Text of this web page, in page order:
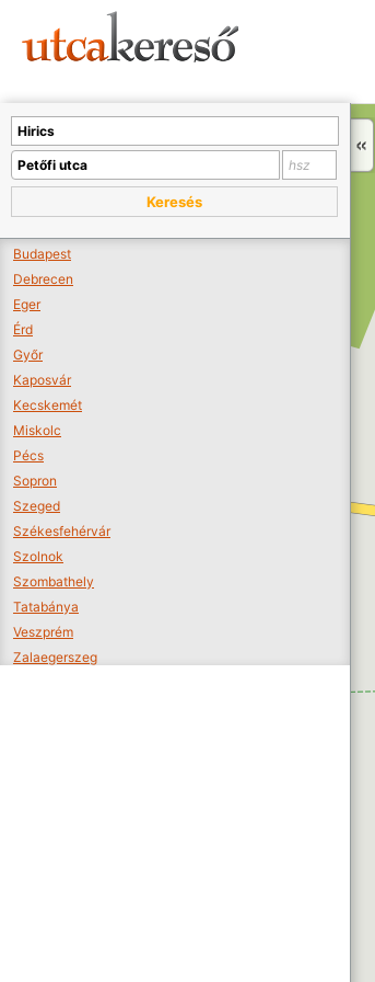
Keresés
Budapest
Debrecen
Eger
Érd
Győr
Kaposvár
Kecskemét
Miskolc
Pécs
Sopron
Szeged
Székesfehérvár
Szolnok
Szombathely
Tatabánya
Veszprém
Zalaegerszeg
A térképet kicsinyíteni kell, hogy látszódjanak a boltok.
Boltok látszódjanak >>